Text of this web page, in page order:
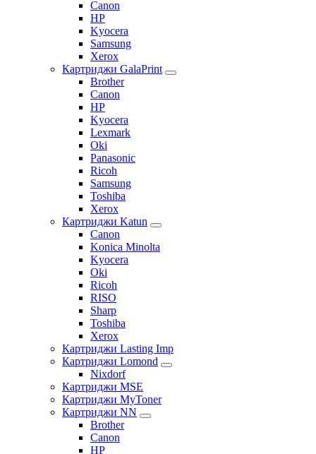
Canon
HP
Kyocera
Samsung
Xerox
Картриджи GalaPrint
Brother
Canon
HP
Kyocera
Lexmark
Oki
Panasonic
Ricoh
Samsung
Toshiba
Xerox
Картриджи Katun
Canon
Konica Minolta
Kyocera
Oki
Ricoh
RISO
Sharp
Toshiba
Xerox
Картриджи Lasting Imp
Картриджи Lomond
Nixdorf
Картриджи MSE
Картриджи MyToner
Картриджи NN
Brother
Canon
HP